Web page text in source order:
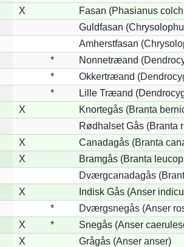
X
Fasan (Phasianus
Guldfasan
Amherstfasan
*
Nonnetræand
*
Okkertræand
*
Lille Træand
X
Knortegås (Branta
Rødhalset Gås (Branta
X
Canadagås (Branta
X
Bramgås (Branta
Dværgcanadagås
X
Indisk Gås (Anser
*
Dværgsnegås (Anser
X *
Snegås (Anser
X
Grågås (Anser anser)